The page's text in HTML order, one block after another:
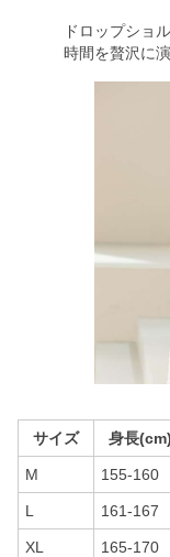
ドロップショ
時間を贅沢に
サイズ 身長(cm)
M 155-160
L 161-167
XL 165-170